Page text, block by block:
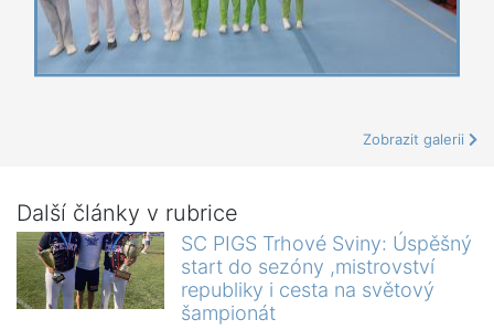
Zobrazit galerii
Další články v rubrice
SC PIGS Trhové Sviny: Úspěšný
start do sezóny ,mistrovství
republiky i cesta na světový
šampionát